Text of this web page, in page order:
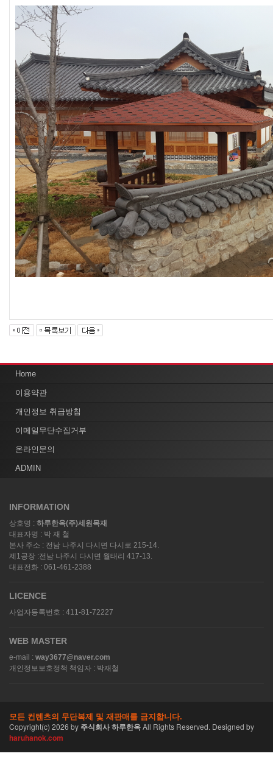
Home
이용약관
개인정보 취급방침
이메일무단수집거부
온라인문의
ADMIN
INFORMATION
상호명 : 하루한옥(주)세원목재
대표자명 : 박 재 철
본사 주소 : 전남 나주시 다시면 다시로 215-14.
제1공장 :전남 나주시 다시면 월태리 417-13.
대표전화 : 061-461-2388
LICENCE
사업자등록번호 : 411-81-72227
WEB MASTER
e-mail : way3677@naver.com
개인정보보호정책 책임자 : 박재철
모든 컨텐츠의 무단복제 및 재판매를 금지합니다.
Copyright(c) 2026 by 주식회사 하루한옥All Rights Reserved. Designed by
haruhanok.com